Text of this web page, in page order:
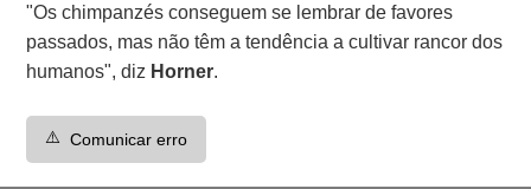
"Os chimpanzés conseguem se lembrar de favores
passados, mas não têm a tendência a cultivar rancor dos
humanos", diz Horner.
⚠️ Comunicar erro